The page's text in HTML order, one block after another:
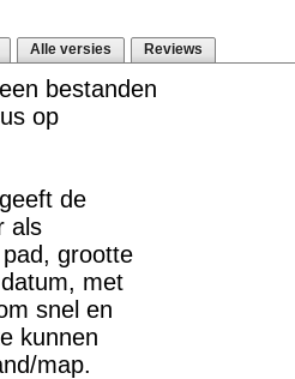
Alle versies Reviews
bestanden
op
de
als
grootte
met
snel en
kunnen
map.